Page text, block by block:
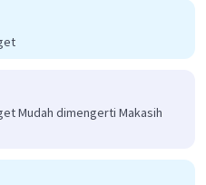
Mudah dimengerti Makasih